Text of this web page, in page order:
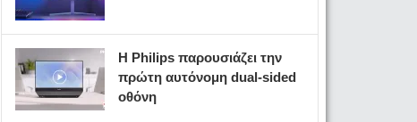
Η Philips παρουσιάζει την
πρώτη αυτόνομη dual-sided
οθόνη